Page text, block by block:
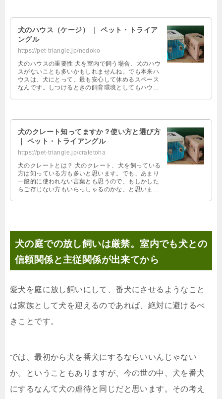
犬のハウス（ケージ） ｜ ペット・トライア
ングル
https://pet-triangle.jp/nedoko
犬のハウスの重要性 犬を室内で飼う場合、犬のハウ
スがないことも多いかもしれませんね。でも本来ハ
ウスは、犬にとって、最も安心して休めるスペース
なんです。しつけるときの飼育環境としてもハウス
犬のクレート知ってますか？使い方と選び方
｜ ペット・トライアングル
https://pet-triangle.jp/cratetoha
犬のクレートとは？ 犬のクレート、犬を飼っている
方は知っている方も多いと思います。でも、あまり
一般的に使われない言葉とも思うので、もしかした
らご存じない方もいらっしゃるのかな、と思います
犬の庭での放し飼いは厳禁。室内でも犬との
信頼関係と主従関係が出来てから
愛犬を庭に放し飼いにして、番犬にさせるようなこと
は家族として犬を迎えるのであれば、絶対に避けるべ
きことです。
では、最初から犬を番犬にするならいいんじゃない
か。ということもありますが、今の世の中、犬を番犬
にするなんて犬の虐待と同じだと思います。その考え